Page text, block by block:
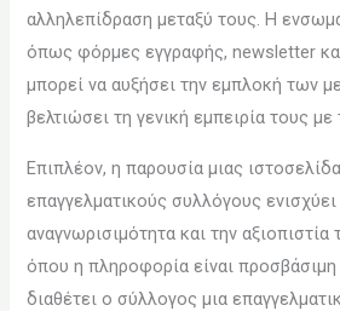
αλληλεπίδραση μεταξύ τους. Η
όπως φόρμες εγγραφής, newsletter
μπορεί να αυξήσει την εμπλοκή των
βελτιώσει τη γενική εμπειρία τους
Επιπλέον, η παρουσία μιας
επαγγελματικούς συλλόγους ενισχύει
αναγνωρισιμότητα και την
όπου η πληροφορία είναι
διαθέτει ο σύλλογος μια